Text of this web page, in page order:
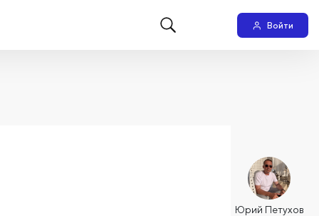
Войти
Юрий Петухов